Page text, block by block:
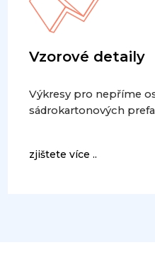
Vzorové detaily
Výkresy pro nepříme
sádrokartonových
zjištete více ..